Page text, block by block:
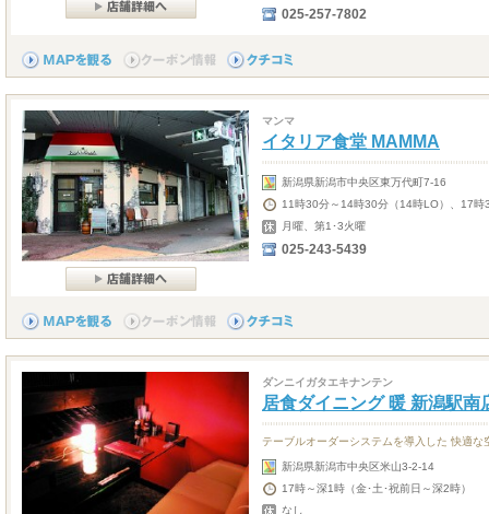
025-257-7802
マンマ
イタリア食堂 MAMMA
新潟県新潟市中央区東万代町7-16
11時30分～14時30分（14時LO）、17
月曜、第1･3火曜
025-243-5439
ダンニイガタエキナンテン
居食ダイニング 暖 新潟駅南
テーブルオーダーシステムを導入した 快適な
新潟県新潟市中央区米山3-2-14
17時～深1時（金･土･祝前日～深2時）
なし